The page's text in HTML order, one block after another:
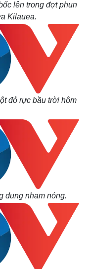
lên trong đợt phun
Kilauea.
đỏ rực bầu trời hôm
dung nham nóng.